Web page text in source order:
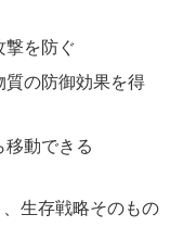
撃を防ぐ
質の防御効果を得
移動できる
生存戦略そのもの